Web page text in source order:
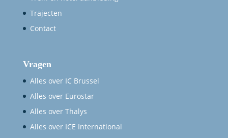
Alles over IC Brussel
Alles over Eurostar
Alles over ICE International
Alles over IC Berlijn
Alles over NS Spoordeelwinkel
Alles over internationale treintickets